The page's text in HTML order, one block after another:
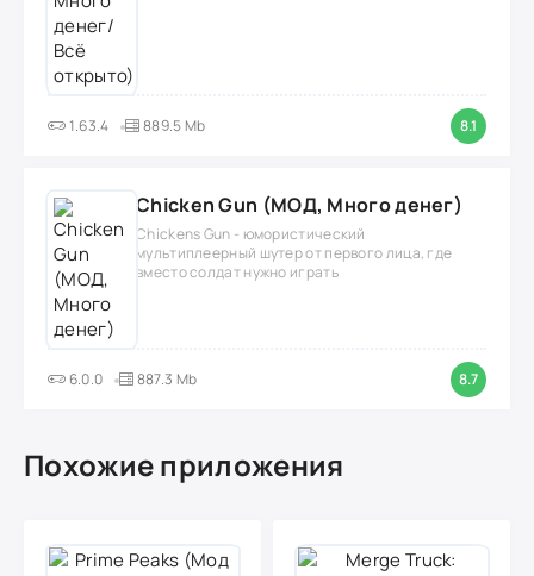
1.63.4 889.5 Mb 8.1
Chicken Gun (МОД, Много денег)
Chickens Gun - юмористический
мультиплеерный шутер от первого лица, где
вместо солдат нужно играть
6.0.0 887.3 Mb 8.7
Похожие приложения